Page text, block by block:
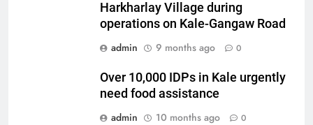
Harkharlay Village during
operations on Kale-Gangaw Road
admin
9 months ago 0
Over 10,000 IDPs in Kale urgently
need food assistance
admin
10 months ago 0